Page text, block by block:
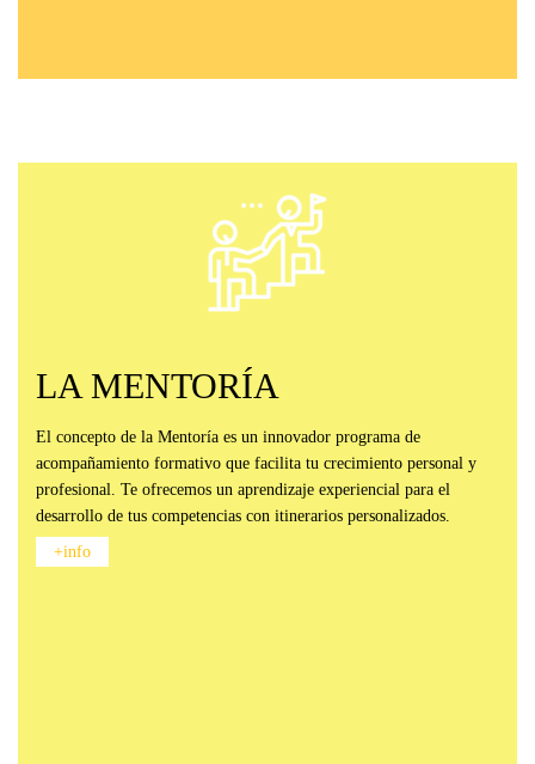
LA MENTORÍA
El concepto de la Mentoría es un innovador programa de
acompañamiento formativo que facilita tu crecimiento personal y
profesional. Te ofrecemos un aprendizaje experiencial para el
desarrollo de tus competencias con itinerarios personalizados.
+info